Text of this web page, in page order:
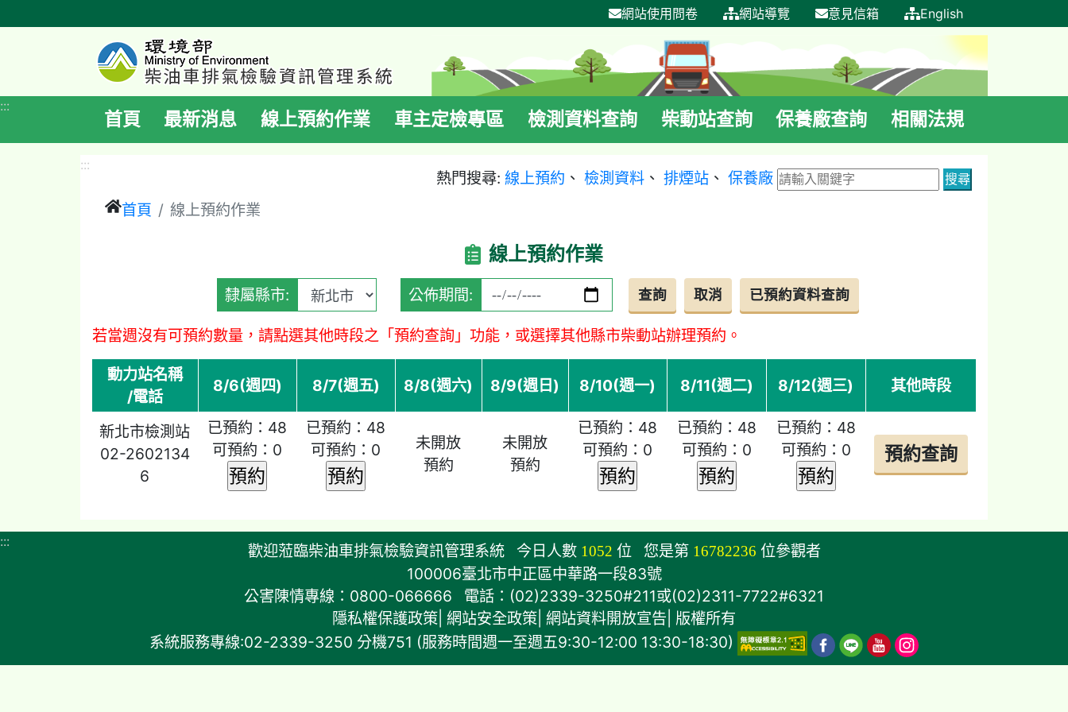
區
網站使用問卷 網站導覽 意見信箱 English
:::
首頁 最新消息 線上預約作業 車主定檢專區 檢測資料查詢 柴動站查詢 保養廠查詢 相關法規
熱門搜尋: 線上預約 、檢測資料 、排煙站 、保養廠
:::
首頁 線上預約作業
線上預約作業
隸屬縣市: 公佈期間:
若當週沒有可預約數量，請點選其他時段之「預約查詢」功能，或選擇其他縣市柴動站辦理預約。
動力站名稱
/電話
8/6(週四) 8/7(週五) 8/8(週六) 8/9(週日) 8/10(週一) 8/11(週二) 8/12(週三) 其他時段
新北市檢測站
02-2602134
6
已預約：48
可預約：0
已預約：48
可預約：0
未開放
預約
未開放
預約
已預約：48
可預約：0
已預約：48
可預約：0
已預約：48
可預約：0
::: 歡迎蒞臨柴油車排氣檢驗資訊管理系統 今日人數 1052 位 您是第 16782236 位參觀者
100006臺北市中正區中華路一段83號
公害陳情專線：0800-066666 電話：(02)2339-3250#211或(02)2311-7722#6321
隱私權保護政策 網站安全政策 網站資料開放宣告 版權所有
系統服務專線:02-2339-3250 分機751 (服務時間週一至週五9:30-12:00 13:30-18:30)